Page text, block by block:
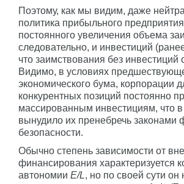
Поэтому, как мы видим, даже
политика прибыльного
постоянного увеличения объема
следовательно, и инвестиций
что заимствования без
Видимо, в условиях
экономического бума, корпорации
конкурентных позиций постоянно
массированным инвестициям, что в
вынудило их пренебречь законами
безопасности.
Обычно степень зависимости от
финансирования характеризуется
автономии E/L, но по своей сути он